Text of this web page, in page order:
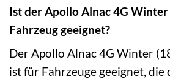
Ist der Apollo Alnac 4G
Fahrzeug geeignet?
Der Apollo Alnac 4G Winter
ist für Fahrzeuge geeignet, die